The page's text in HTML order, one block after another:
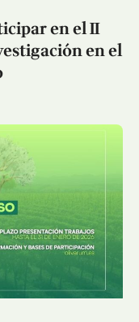
en el II
en el